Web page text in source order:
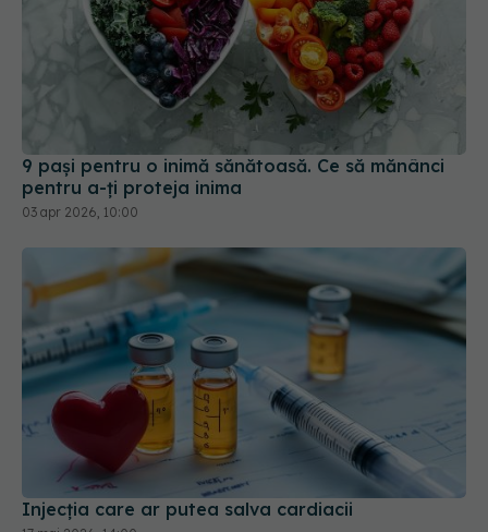
9 pași pentru o inimă sănătoasă. Ce să mănânci
pentru a-ți proteja inima
03 apr 2026, 10:00
Injecția care ar putea salva cardiacii